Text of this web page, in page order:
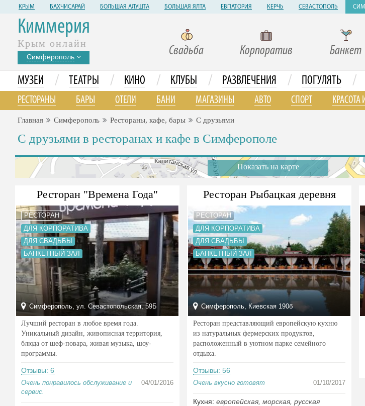
КРЫМ БАХЧИСАРАЙ БОЛЬШАЯ АЛУШТА БОЛЬШАЯ ЯЛТА ЕВПАТОРИЯ КЕРЧЬ СЕВАСТОПОЛЬ
Киммерия
Крым онлайн
Симферополь Свадьба Корпоратив Банкет
МУЗЕИ / ТЕАТРЫ / КИНО / КЛУБЫ / РАЗВЛЕЧЕНИЯ / ПОГУЛЯТЬ /
РЕСТОРАНЫ БАРЫ ОТЕЛИ БАНИ МАГАЗИНЫ АВТО СПОРТ КРАСОТА
Главная Симферополь Рестораны, кафе, бары С друзьями
С друзьями в ресторанах и кафе в Симферополе
Показать на карте
Ресторан "Времена Года"
РЕСТОРАН
ДЛЯ КОРПОРАТИВА
ДЛЯ СВАДЬБЫ
БАНКЕТНЫЙ ЗАЛ
Симферополь, ул. Севастопольская, 59Б
Лучший ресторан в любое время года.
Уникальный дизайн, живописная территория,
блюда от шеф-повара, живая музыка, шоу-
программы.
Отзывы: 6
Очень понравилось обслуживание и
сервис.
04/01/2016
Ресторан Рыбацкая деревня
РЕСТОРАН
ДЛЯ КОРПОРАТИВА
ДЛЯ СВАДЬБЫ
БАНКЕТНЫЙ ЗАЛ
Симферополь, Киевская 190б
Ресторан представляющий европейскую кухню
из натуральных фермерских продуктов,
расположенный в уютном парке семейного
отдыха.
Отзывы: 56
Очень вкусно готовят 01/10/2017
Кухня:европейская ,морская ,русская